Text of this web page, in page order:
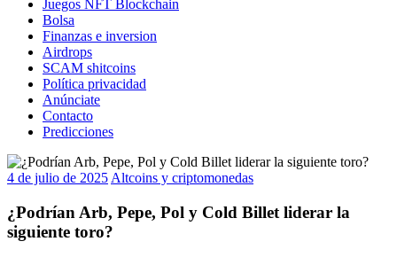
Juegos NFT Blockchain
Bolsa
Finanzas e inversion
Airdrops
SCAM shitcoins
Política privacidad
Anúnciate
Contacto
Predicciones
4 de julio de 2025 Altcoins y criptomonedas
¿Podrían Arb, Pepe, Pol y Cold Billet liderar la
siguiente toro?